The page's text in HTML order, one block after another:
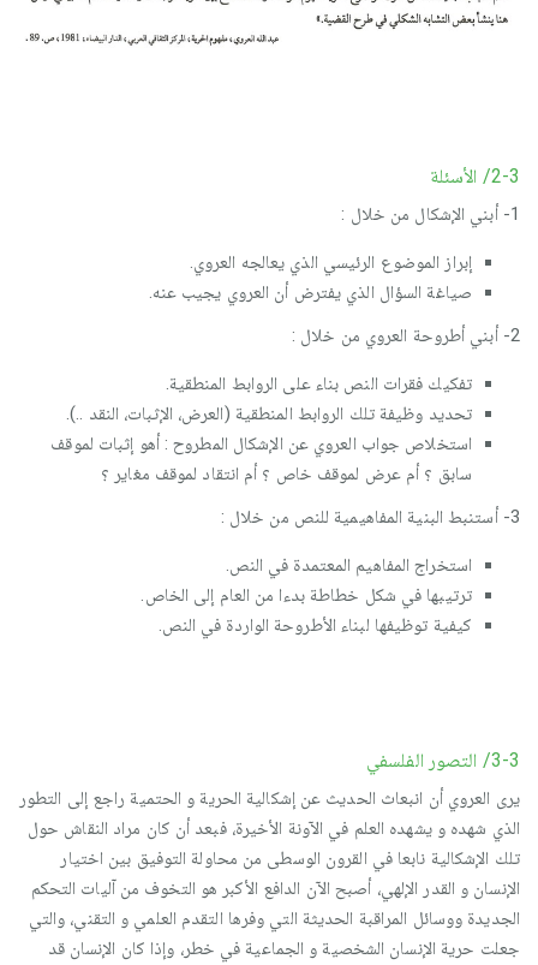
2-3/ الأسئلة
1- أبني الإشكال من خلال :
إبراز الموضوع الرئيسي الذي يعالجه العروي.
صياغة السؤال الذي يفترض أن العروي يجيب عنه.
2- أبني أطروحة العروي من خلال :
تفكيك فقرات النص بناء على الروابط المنطقية.
تحديد وظيفة تلك الروابط المنطقية (العرض، الإثبات، النقد ..).
استخلاص جواب العروي عن الإشكال المطروح : أهو إثبات لموقف
سابق ؟ أم عرض لموقف خاص ؟ أم انتقاد لموقف مغاير ؟
3- أستنبط البنية المفاهيمية للنص من خلال :
استخراج المفاهيم المعتمدة في النص.
ترتيبها في شكل خطاطة بدءا من العام إلى الخاص.
كيفية توظيفها لبناء الأطروحة الواردة في النص.
3-3/ التصور الفلسفي
يرى العروي أن انبعاث الحديث عن إشكالية الحرية و الحتمية راجع إلى التطور
الذي شهده و يشهده العلم في الآونة الأخيرة، فبعد أن كان مراد النقاش حول
تلك الإشكالية نابعا في القرون الوسطى من محاولة التوفيق بين اختيار
الإنسان و القدر الإلهي، أصبح الآن الدافع الأكبر هو التخوف من آليات التحكم
الجديدة ووسائل المراقبة الحديثة التي وفرها التقدم العلمي و التقني، والتي
جعلت حرية الإنسان الشخصية و الجماعية في خطر، وإذا كان الإنسان قد